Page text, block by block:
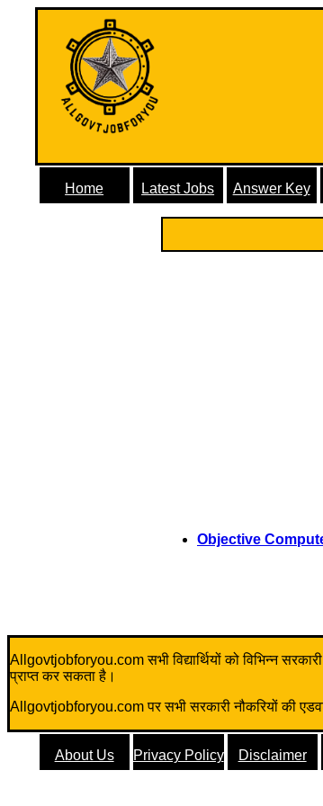
Home Latest Jobs Answer Key
Objective
Allgovtjobforyou.com सभी विद्यार्थियों को विभिन्न
प्राप्त कर सकता है।
Allgovtjobforyou.com पर सभी सरकारी नौकरियों की
About Us Privacy Policy Disclaimer